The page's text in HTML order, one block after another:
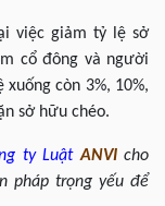
việc giảm tỷ lệ sở
cổ đông và người
còn 3%, 10%,
sở hữu chéo.
ty Luật ANVIcho
pháp trọng yếu để